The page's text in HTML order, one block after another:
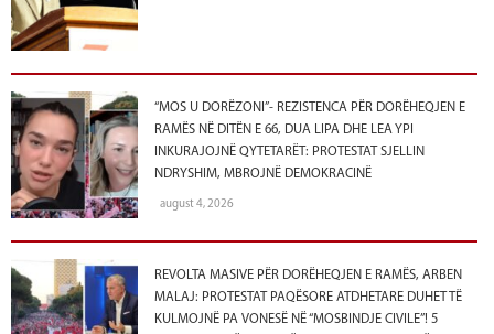
“MOS U DORËZONI”- REZISTENCA PËR DORËHEQJEN E
RAMËS NË DITËN E 66, DUA LIPA DHE LEA YPI
INKURAJOJNË QYTETARËT: PROTESTAT SJELLIN
NDRYSHIM, MBROJNË DEMOKRACINË
august 4, 2026
REVOLTA MASIVE PËR DORËHEQJEN E RAMËS, ARBEN
MALAJ: PROTESTAT PAQËSORE ATDHETARE DUHET TË
KULMOJNË PA VONESË NË “MOSBINDJE CIVILE”! 5